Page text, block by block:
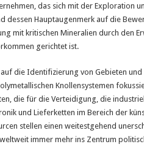
das sich mit der Exploration
dessen Hauptaugenmerk auf die
mit kritischen Mineralien durch den
gerichtet ist.
die Identifizierung von Gebieten
Knollensystemen
die für die Verteidigung, die
und Lieferketten im Bereich der
stellen einen weitestgehend
immer mehr ins Zentrum